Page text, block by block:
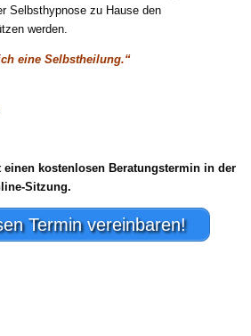
Selbsthypnose zu Hause den
werden.
eine Selbstheilung.“
einen kostenlosen Beratungstermin in der
Sitzung.
Termin vereinbaren!